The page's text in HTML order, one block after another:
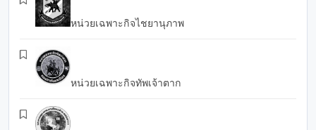
หน่วยเฉพาะกิจไชยานุภาพ
หน่วยเฉพาะกิจทัพเจ้าตาก